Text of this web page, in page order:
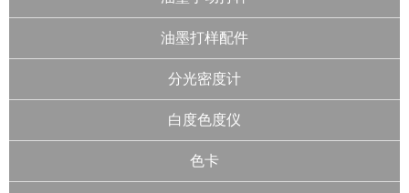
油墨打样配件
分光密度计
白度色度仪
色卡